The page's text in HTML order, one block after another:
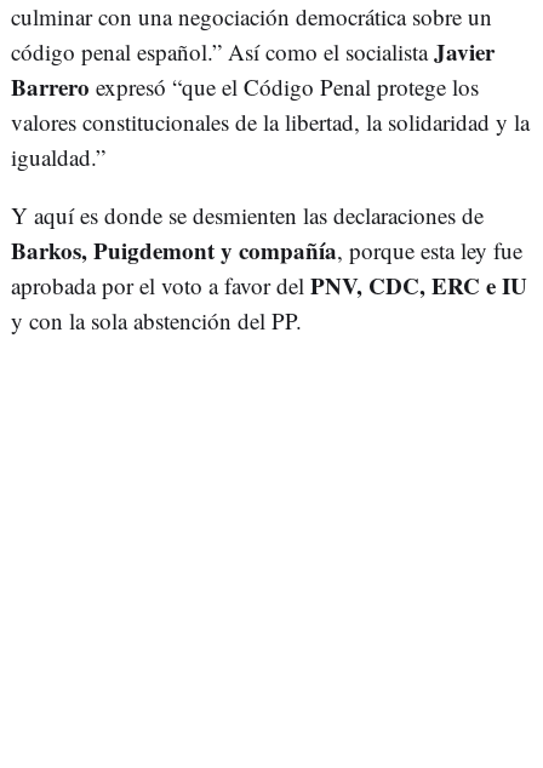
culminar con una negociación democrática sobre un
código penal español.” Así como el socialistaJavier
Barrero expresó “que el Código Penal protege los
valores constitucionales de la libertad, la solidaridad y la
igualdad.”
Y aquí es donde se desmienten las declaraciones de
Barkos, Puigdemont y compañía, porque esta ley fue
aprobada por el voto a favor del PNV, CDC, ERC e IU
y con la sola abstención del PP.